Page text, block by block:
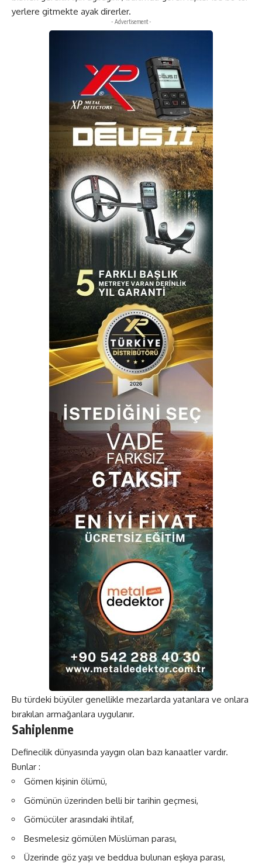
yerlere gitmekte ayak direrler.
- Advertisement -
Bu türdeki büyüler genellikle mezarlarda yatanlara ve onlara
bırakılan armağanlara uygulanır.
Sahiplenme
Definecilik dünyasında yaygın olan bazı kanaatler vardır.
Bunlar :
Gömen kişinin ölümü,
Gömünün üzerinden belli bir tarihin geçmesi,
Gömücüler arasındaki ihtilaf,
Besmelesiz gömülen Müslüman parası,
Üzerinde göz yaşı ve beddua bulunan eşkıya parası,